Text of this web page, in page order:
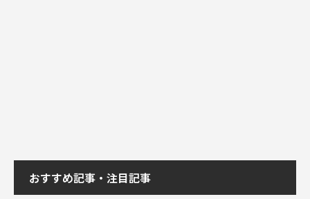
おすすめ記事・注目記事